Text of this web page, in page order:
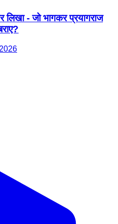
लिखा - जो भागकर प्रयागराज